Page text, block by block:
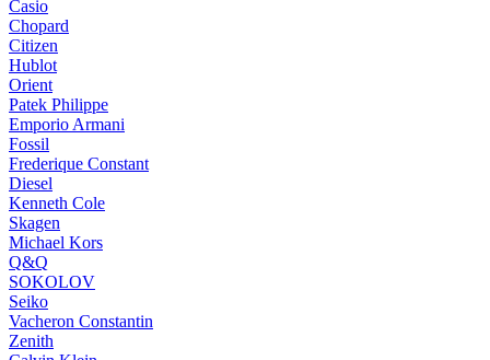
Casio
Chopard
Citizen
Hublot
Orient
Patek Philippe
Emporio Armani
Fossil
Frederique Constant
Diesel
Kenneth Cole
Skagen
Michael Kors
Q&Q
SOKOLOV
Seiko
Vacheron Constantin
Zenith